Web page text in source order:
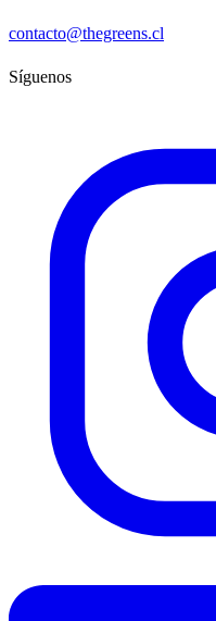
contacto@thegreens.cl
Síguenos